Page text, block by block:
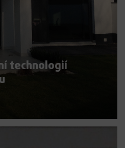
technologií